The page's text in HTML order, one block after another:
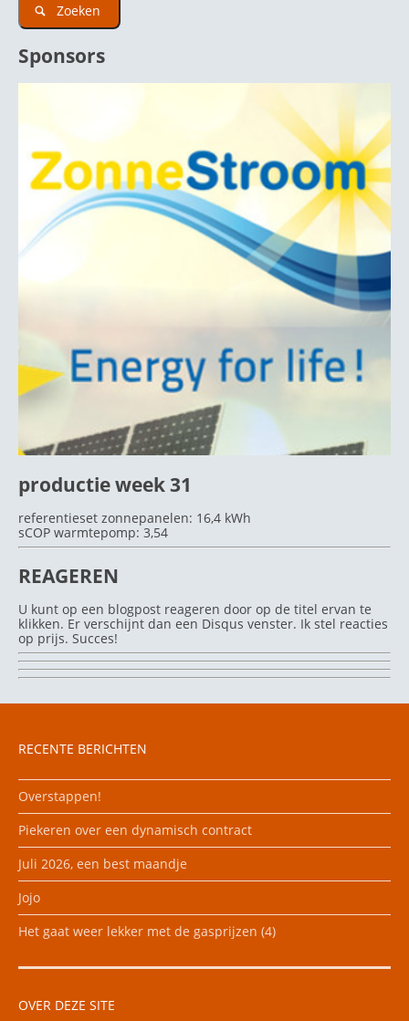
Zoeken
Sponsors
productie week 31
referentieset zonnepanelen: 16,4 kWh
sCOP warmtepomp: 3,54
REAGEREN
U kunt op een blogpost reageren door op de titel ervan te
klikken. Er verschijnt dan een Disqus venster. Ik stel reacties
op prijs. Succes!
RECENTE BERICHTEN
Overstappen!
Piekeren over een dynamisch contract
Juli 2026, een best maandje
Jojo
Het gaat weer lekker met de gasprijzen (4)
OVER DEZE SITE